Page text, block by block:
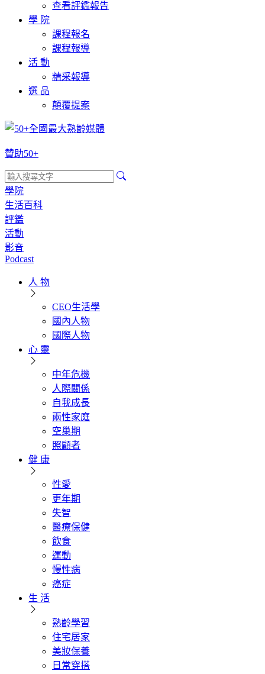
查看評鑑報告
學 院
課程報名
課程報導
活 動
精采報導
選 品
顛覆提案
贊助50+
學院
生活百科
評鑑
活動
影音
Podcast
人 物
CEO生活學
國內人物
國際人物
心 靈
中年危機
人際關係
自我成長
兩性家庭
空巢期
照顧者
健 康
性愛
更年期
失智
醫療保健
飲食
運動
慢性病
癌症
生 活
熟齡學習
住宅居家
美妝保養
日常穿搭